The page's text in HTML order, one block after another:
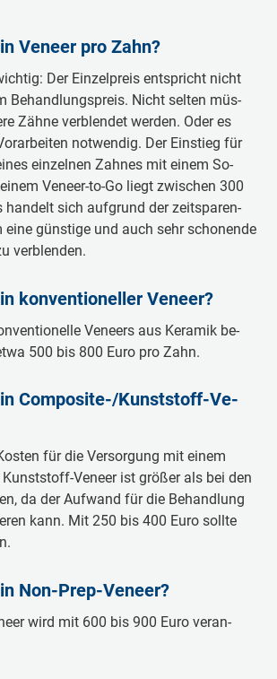
Ve­neer pro Zahn?
Der Ein­zel­preis ent­spricht nicht
Be­hand­lungs­preis. Nicht sel­ten müs­
Zäh­ne ver­blen­det wer­den. Oder es
not­wen­dig. Der Ein­stieg für
ein­zel­nen Zah­nes mit ei­nem So­
Ve­neer-­to-­Go liegt zwi­schen 300
han­delt sich auf­grund der zeit­spa­ren­
eine güns­tige und auch sehr scho­nende
ver­blen­den.
kon­ven­tio­nel­ler Ve­neer?
Ve­neers aus Ke­ra­mik be­
500 bis 800 Eu­ro pro Zahn.
Com­po­si­te-/Kunst­stoff-­Ve­
für die Ver­sor­gung mit ei­nem
­Ve­neer ist grö­ßer als bei den
da der Auf­wand für die Be­hand­lung
kann. Mit 250 bis 400 Eu­ro soll­te
Non-­Prep-­Ve­neer?
wird mit 600 bis 900 Eu­ro ver­an­